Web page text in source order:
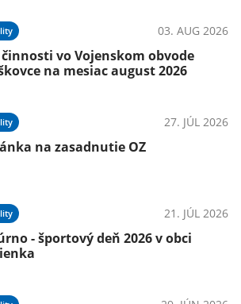
03. AUG 2026
vo Vojenskom obvode
na mesiac august 2026
27. JÚL 2026
na zasadnutie OZ
21. JÚL 2026
- športový deň 2026 v obci